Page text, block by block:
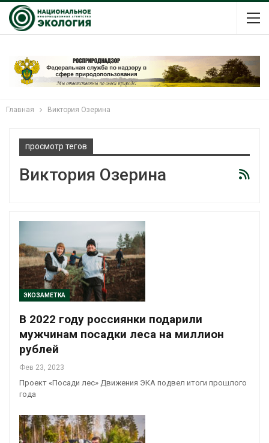
Главная Виктория Озерина
просмотр тегов
Виктория Озерина
ЭКОЗАМЕТКА
В 2022 году россиянки подарили
мужчинам посадки леса на миллион
рублей
Фев 23, 2023
Проект «Посади лес» Движения ЭКА подвел итоги прошлого
года